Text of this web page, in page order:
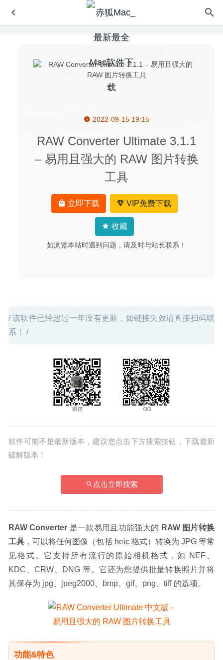
2022-09-15 19:15
RAW Converter Ultimate 3.1.1
– 易用且强大的 RAW 图片转换
工具
立即下载 VIP免费下载
收藏
如浏览本站时遇到问题，请及时与站长联系！
/ 该软件已经超过一年没有更新，如链接失效请直接扫码联
系！ /
软件可能不是最新版本，建议您点击下方搜索按钮，下载最新
破解版本！
点击立即搜索
RAW Converter 是一款易用且功能强大的 RAW 图片转换
工具 ，可以将任何图像（包括 heic 格式）转换为 JPG 等常
见格式。它支持所有流行的原始相机格式，如 NEF、
KDC、CRW、DNG 等。它还为您提供批量转换照片并将
其保存为 jpg、jpeg2000、bmp、gif、png、tiff 的选项。
功能&特色
WebVideoHunter Pro 6.1.9 – 网络视频下载工具
Sweet Home 3D 7.5.7 – 3D室内装潢设计软件
Terminus 1.0.113 免费版-支持SSH的mac终端模拟器
ON1 HDR 2020.1 14.1.1 (8876) 中文版-优秀的HDR照片编